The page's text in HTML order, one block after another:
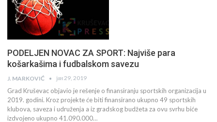
PODELJEN NOVAC ZA SPORT: Najviše para
košarkašima i fudbalskom savezu
J. MARKOVIĆ јан 29, 2019
Grad Kruševac objavio je rešenje o finansiranju sportskih organizacija u
2019. godini. Kroz projekte će biti finansirano ukupno 49 sportskih
klubova, saveza i udruženja a iz gradskog budžeta za ovu svrhu biće
izdvojeno ukupno 41.090.000…